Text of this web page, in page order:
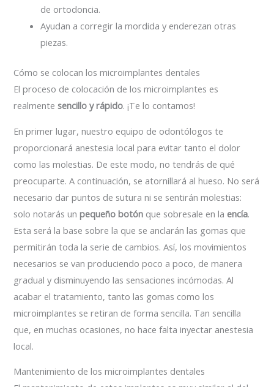
de ortodoncia.
Ayudan a corregir la mordida y enderezan otras
piezas.
Cómo se colocan los microimplantes dentales
El proceso de colocación de los microimplantes es
realmentesencillo y rápido. ¡Te lo contamos!
En primer lugar, nuestro equipo de odontólogos te
proporcionará anestesia local para evitar tanto el dolor
como las molestias. De este modo, no tendrás de qué
preocuparte. A continuación, se atornillará al hueso. No será
necesario dar puntos de sutura ni se sentirán molestias:
solo notarás un pequeño botón que sobresale en la encía.
Esta será la base sobre la que se anclarán las gomas que
permitirán toda la serie de cambios. Así, los movimientos
necesarios se van produciendo poco a poco, de manera
gradual y disminuyendo las sensaciones incómodas. Al
acabar el tratamiento, tanto las gomas como los
microimplantes se retiran de forma sencilla. Tan sencilla
que, en muchas ocasiones, no hace falta inyectar anestesia
local.
Mantenimiento de los microimplantes dentales